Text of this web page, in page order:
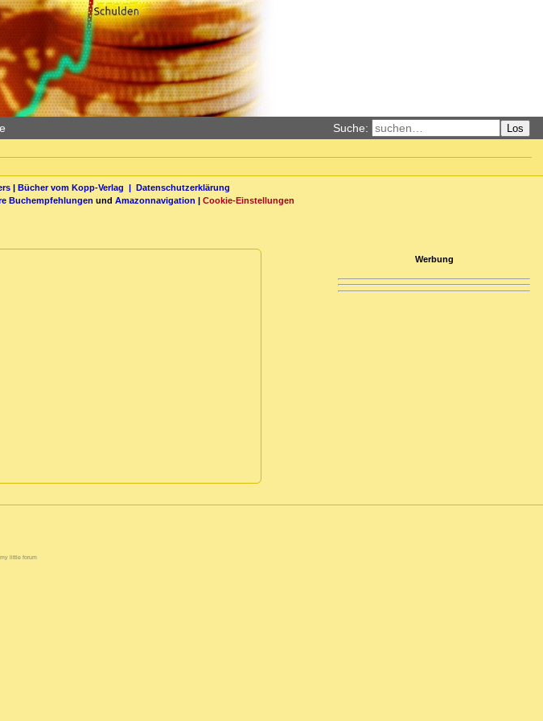
Suche: Los
| Bücher vom Kopp-Verlag | Datenschutzerklärung
Buchempfehlungen und Amazonnavigation | Cookie-Einstellungen
Werbung
little forum